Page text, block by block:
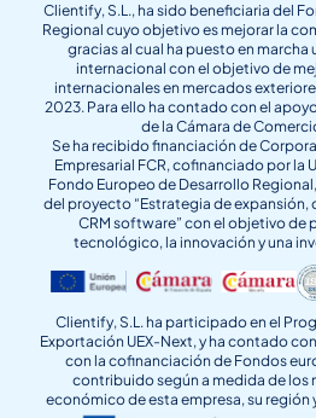
Clientify, S.L., ha sido beneficiaria del
Regional cuyo objetivo es mejorar la
gracias al cual ha puesto en marcha
internacional con el objetivo de
internacionales en mercados
2023. Para ello ha contado con el
de la Cámara de
Se ha recibido financiación de
Empresarial FCR, cofinanciado por la
Fondo Europeo de Desarrollo
del proyecto “Estrategia de
CRM software” con el objetivo de
tecnológico, la innovación y una
Clientify, S.L. ha participado en el
Exportación UEX-Next, y ha contado
con la cofinanciación de Fondos
contribuido según a medida de los
económico de esta empresa, su región